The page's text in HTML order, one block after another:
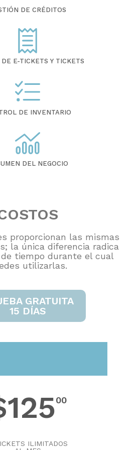
DE CRÉDITOS
DE E-TICKETS Y TICKETS
DE INVENTARIO
DEL NEGOCIO
proporcionan las mismas
la única diferencia radica
tiempo durante el cual
utilizarlas.
GRATUITA
15 DÍAS
00
ILIMITADOS